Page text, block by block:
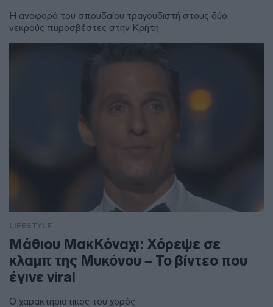
Η αναφορά του σπουδαίου τραγουδιστή στους δύο
νεκρούς πυροσβέστες στην Κρήτη
LIFESTYLE
Μάθιου ΜακΚόναχι: Χόρεψε σε
κλαμπ της Μυκόνου – Το βίντεο που
έγινε viral
Ο χαρακτηριστικός του χορός